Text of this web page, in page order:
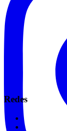
Redes